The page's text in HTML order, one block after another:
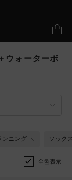
ウォーターボ
ンニング ソック
全色表示